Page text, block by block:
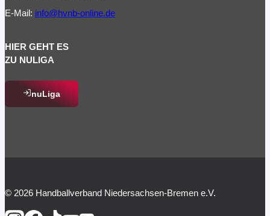
E-Mail: info@hvnb-online.de
HIER GEHT ES
ZU NULIGA
nuLiga
© 2026 Handballverband Niedersachsen-Bremen e.V.